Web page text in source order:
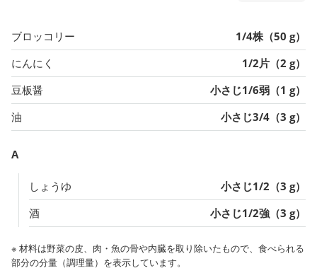
ブロッコリー
1/4株（50 g）
にんにく
1/2片（2 g）
豆板醤
小さじ1/6弱（1 g）
油
小さじ3/4（3 g）
A
しょうゆ
小さじ1/2（3 g）
酒
小さじ1/2強（3 g）
※ 材料は野菜の皮、肉・魚の骨や内臓を取り除いたもので、食べられる
部分の分量（調理量）を表示しています。